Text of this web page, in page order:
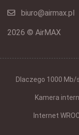
biuro@airmax.pl
2026 © AirMAX
Dlaczego 1000
Kamera
Internet